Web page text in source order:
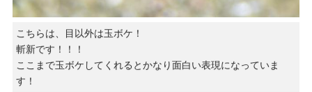
こちらは、目以外は玉ボケ！
斬新です！！！
ここまで玉ボケしてくれるとかなり面白い表現になっていま
す！